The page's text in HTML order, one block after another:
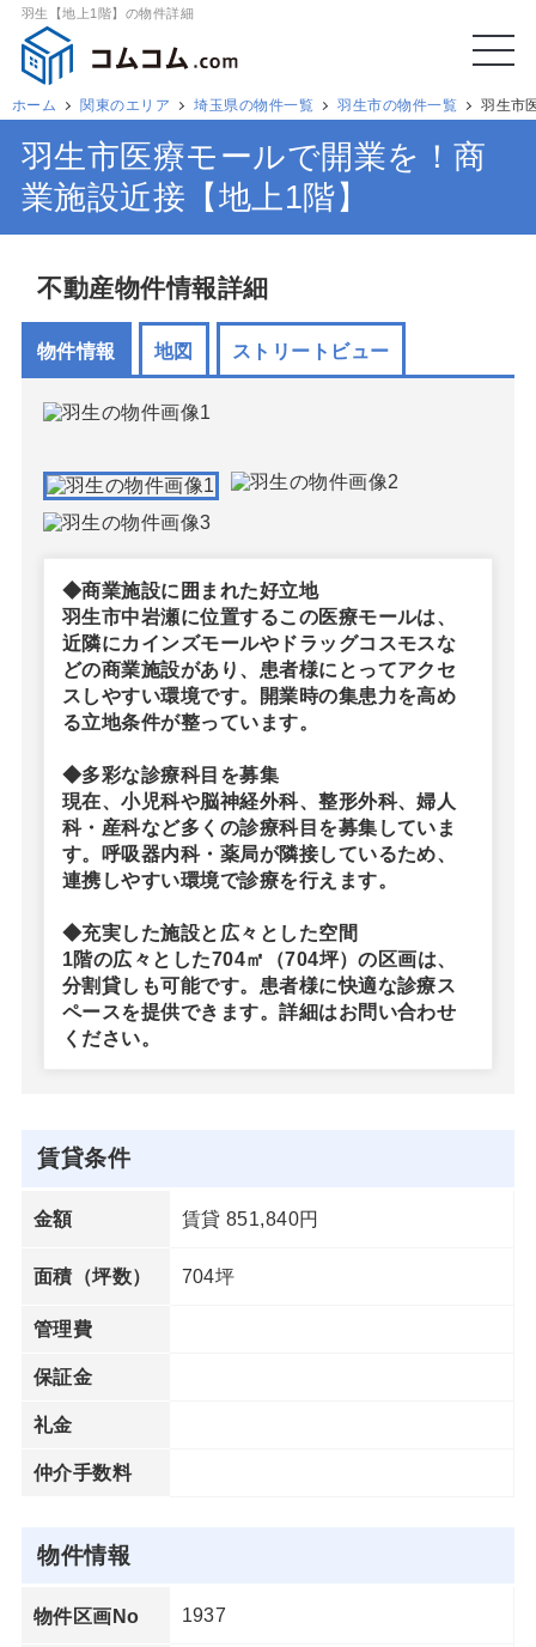
羽生【地上1階】の物件詳細
ホーム 関東のエリア 埼玉県の物件一覧 羽生市の物件一覧 羽生市
羽生市医療モールで開業を！商
業施設近接【地上1階】
不動産物件情報詳細
物件情報 地図 ストリートビュー
◆商業施設に囲まれた好立地
羽生市中岩瀬に位置するこの医療モールは、
近隣にカインズモールやドラッグコスモスな
どの商業施設があり、患者様にとってアクセ
スしやすい環境です。開業時の集患力を高め
る立地条件が整っています。
◆多彩な診療科目を募集
現在、小児科や脳神経外科、整形外科、婦人
科・産科など多くの診療科目を募集していま
す。呼吸器内科・薬局が隣接しているため、
連携しやすい環境で診療を行えます。
◆充実した施設と広々とした空間
1階の広々とした704㎡（704坪）の区画は、
分割貸しも可能です。患者様に快適な診療ス
ペースを提供できます。詳細はお問い合わせ
ください。
賃貸条件
金額 賃貸 851,840円
面積（坪数） 704坪
管理費
保証金
礼金
仲介手数料
物件情報
物件区画No 1937